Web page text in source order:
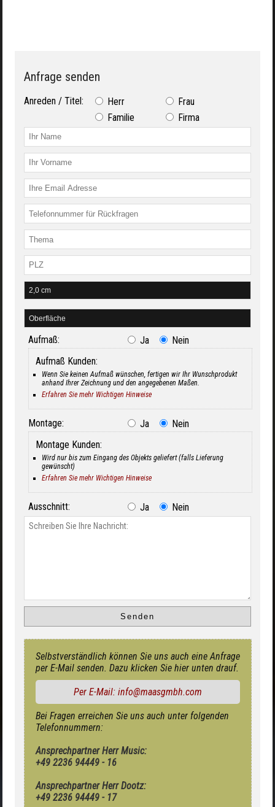
Anfrage senden
Anreden / Titel: Herr
Frau
Familie
Firma
Aufmaß: Ja
Nein
Aufmaß Kunden:
Wenn Sie keinen Aufmaß wünschen, fertigen wir Ihr Wunschprodukt
anhand Ihrer Zeichnung und den angegebenen Maßen.
Erfahren Sie mehr Wichtigen Hinweise
Montage: Ja
Nein
Montage Kunden:
Wird nur bis zum Eingang des Objekts geliefert (falls Lieferung
gewünscht)
Erfahren Sie mehr Wichtigen Hinweise
Ausschnitt: Ja Nein
Selbstverständlich können Sie uns auch eine Anfrage
per E-Mail senden. Dazu klicken Sie hier unten drauf.
Per E-Mail: info@maasgmbh.com
Bei Fragen erreichen Sie uns auch unter folgenden
Telefonnummern:
Ansprechpartner Herr Music:
+49 2236 94449 - 16
Ansprechpartner Herr Dootz:
+49 2236 94449 - 17